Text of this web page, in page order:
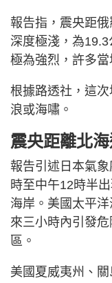
報告指，震央距
深度極淺，為
極為強烈，許多當
根據路透社，這
浪或海嘯。
震央距離北
報告引述日本氣
時至中午12時半
海岸。美國太平
來三小時內引發
區。
美國夏威夷州、